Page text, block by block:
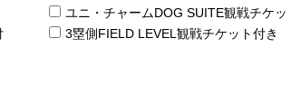
ユニ・チャームDOG SUITE観戦チケ
3塁側FIELD LEVEL観戦チケット付き